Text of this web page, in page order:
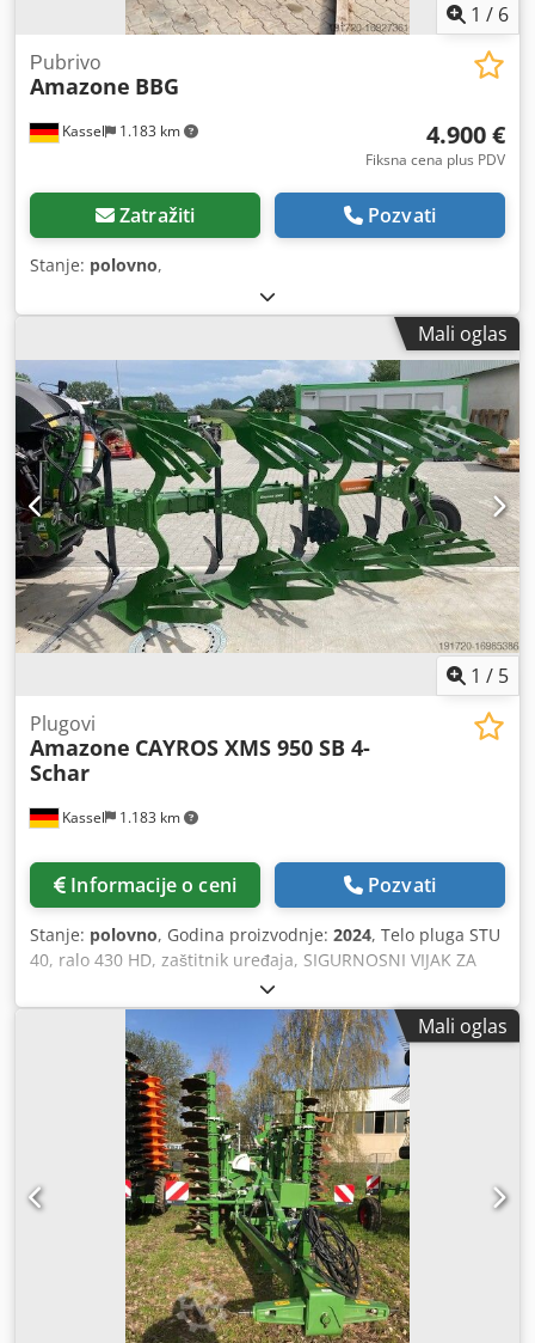
1 / 6
Kassel 1.183 km
Рubrivo
Amazone BBG
4.900 €
Fiksna cena plus PDV
Zatražiti Pozvati
Stanje: polovno,
Mali oglas
1 / 5
Kassel 1.183 km
Plugovi
Amazone CAYROS XMS 950 SB 4-
Schar
Informacije o ceni Pozvati
Stanje: polovno, Godina proizvodnje: 2024, Telo pluga STU
40, ralo 430 HD, zaštitnik uređaja, SIGURNOSNI VIJAK ZA
RALO / Cedpeuhnlmjfx Akterf
Mali oglas